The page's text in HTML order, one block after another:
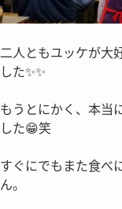
二人ともユッケが大
した✨✨
もうとにかく、本当
した😁笑
すぐにでもまた食べ
ん。